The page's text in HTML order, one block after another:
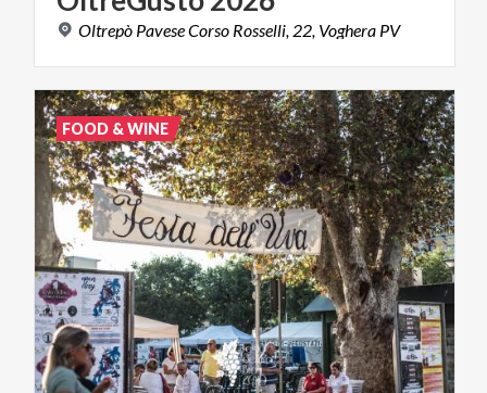
Oltrepò PaveseCorso Rosselli, 22, Voghera PV
FOOD & WINE